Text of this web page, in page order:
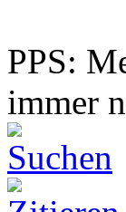
PPS:
immer